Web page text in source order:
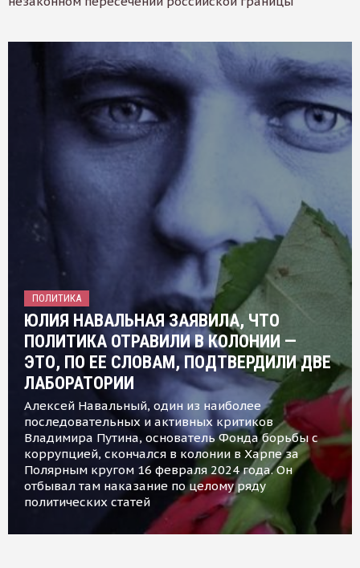
ПОЛИТИКА
ЮЛИЯ НАВАЛЬНАЯ ЗАЯВИЛА, ЧТО
ПОЛИТИКА ОТРАВИЛИ В КОЛОНИИ —
ЭТО, ПО ЕЕ СЛОВАМ, ПОДТВЕРДИЛИ ДВЕ
ЛАБОРАТОРИИ
Алексей Навальный, один из наиболее
последовательных и активных критиков
Владимира Путина, основатель Фонда борьбы с
коррупцией, скончался в колонии в Харпе за
Полярным кругом 16 февраля 2024 года. Он
отбывал там наказание по целому ряду
политических статей